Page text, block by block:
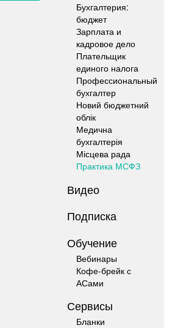
Бухгалтерия:
бюджет
Зарплата и
кадровое дело
Плательщик
единого налога
Профессиональный
бухгалтер
Новий бюджетний
облік
Медична
бухгалтерія
Місцева рада
Практика МСФЗ
Видео
Подписка
Обучение
Вебинары
Кофе-брейк с
АСами
Сервисы
Бланки